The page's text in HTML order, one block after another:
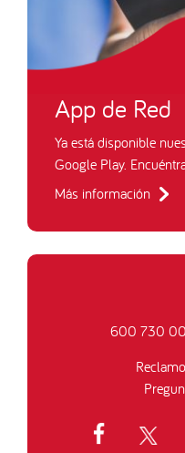
App de Red
Ya está disponible
Google Play.
Más información
600 730